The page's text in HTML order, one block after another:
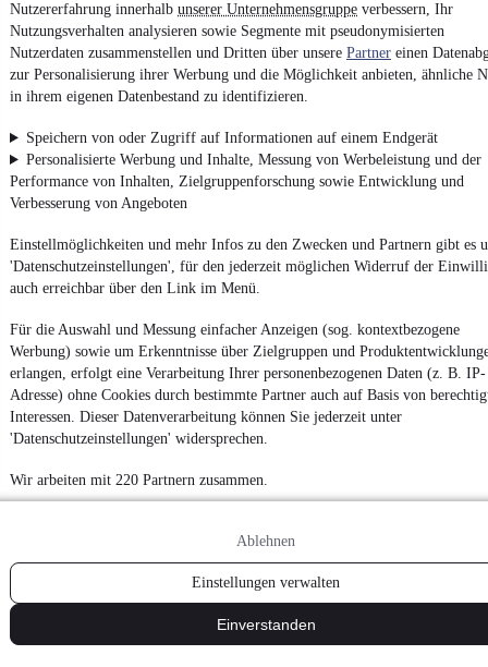
Nutzererfahrung innerhalb unserer Unternehmensgruppe verbessern, Ihr
Nutzungsverhalten analysieren sowie Segmente mit pseudonymisierten
Nutzerdaten zusammenstellen und Dritten über unsere Partner einen
zur Personalisierung ihrer Werbung und die Möglichkeit anbieten, ähnliche
in ihrem eigenen Datenbestand zu identifizieren.
Speichern von oder Zugriff auf Informationen auf einem Endgerät
Personalisierte Werbung und Inhalte, Messung von Werbeleistung und der
Performance von Inhalten, Zielgruppenforschung sowie Entwicklung und
Verbesserung von Angeboten
Einstellmöglichkeiten und mehr Infos zu den Zwecken und Partnern gibt es
'Datenschutzeinstellungen', für den jederzeit möglichen Widerruf der
auch erreichbar über den Link im Menü.
Für die Auswahl und Messung einfacher Anzeigen (sog. kontextbezogene
Werbung) sowie um Erkenntnisse über Zielgruppen und
erlangen, erfolgt eine Verarbeitung Ihrer personenbezogenen Daten (z. B. IP-
Adresse) ohne Cookies durch bestimmte Partner auch auf Basis von
Interessen. Dieser Datenverarbeitung können Sie jederzeit unter
'Datenschutzeinstellungen' widersprechen.
Wir arbeiten mit 220 Partnern zusammen.
Ablehnen
Einstellungen verwalten
Einverstanden
Noch mehrneue Autosunterschiedlicher Marken, auch als
Leasing-Angebote, gibt es bei mobile.de